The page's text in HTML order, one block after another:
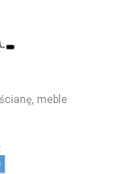
meble